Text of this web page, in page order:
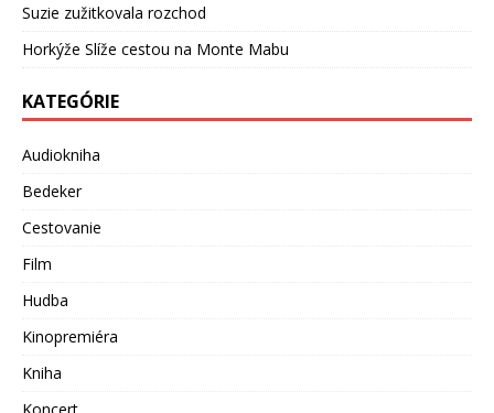
Suzie zužitkovala rozchod
Horkýže Slíže cestou na Monte Mabu
KATEGÓRIE
Audiokniha
Bedeker
Cestovanie
Film
Hudba
Kinopremiéra
Kniha
Koncert